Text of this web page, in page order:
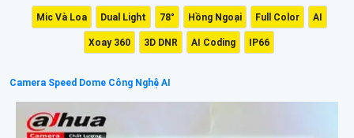
Mic Và Loa Dual Light 78° Hồng Ngoại Full Color AI
Xoay 360 3D DNR AI Coding IP66
Camera Speed Dome Công Nghệ AI